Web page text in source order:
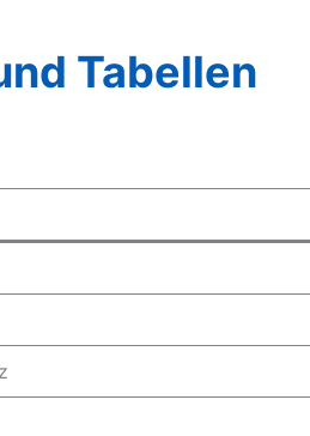
Tabellen